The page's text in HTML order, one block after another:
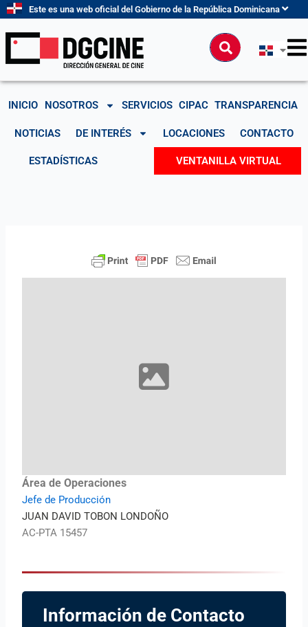
contenido
Este es una web oficial del Gobierno de la República Dominicana
Buscar
INICIO NOSOTROS SERVICIOS CIPAC TRANSPARENCIA
NOTICIAS DE INTERÉS LOCACIONES CONTACTO
ESTADÍSTICAS VENTANILLA VIRTUAL
Área de Operaciones
Jefe de Producción
JUAN DAVID TOBON LONDOÑO
AC-PTA 15457
Información de Contacto